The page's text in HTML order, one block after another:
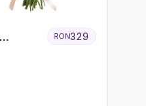
RON329